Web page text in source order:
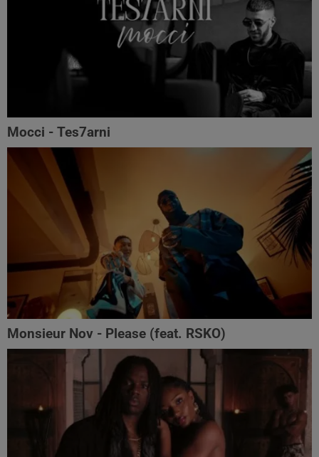
Mocci - Tes7arni
Monsieur Nov‬ - Please (feat. RSKO)